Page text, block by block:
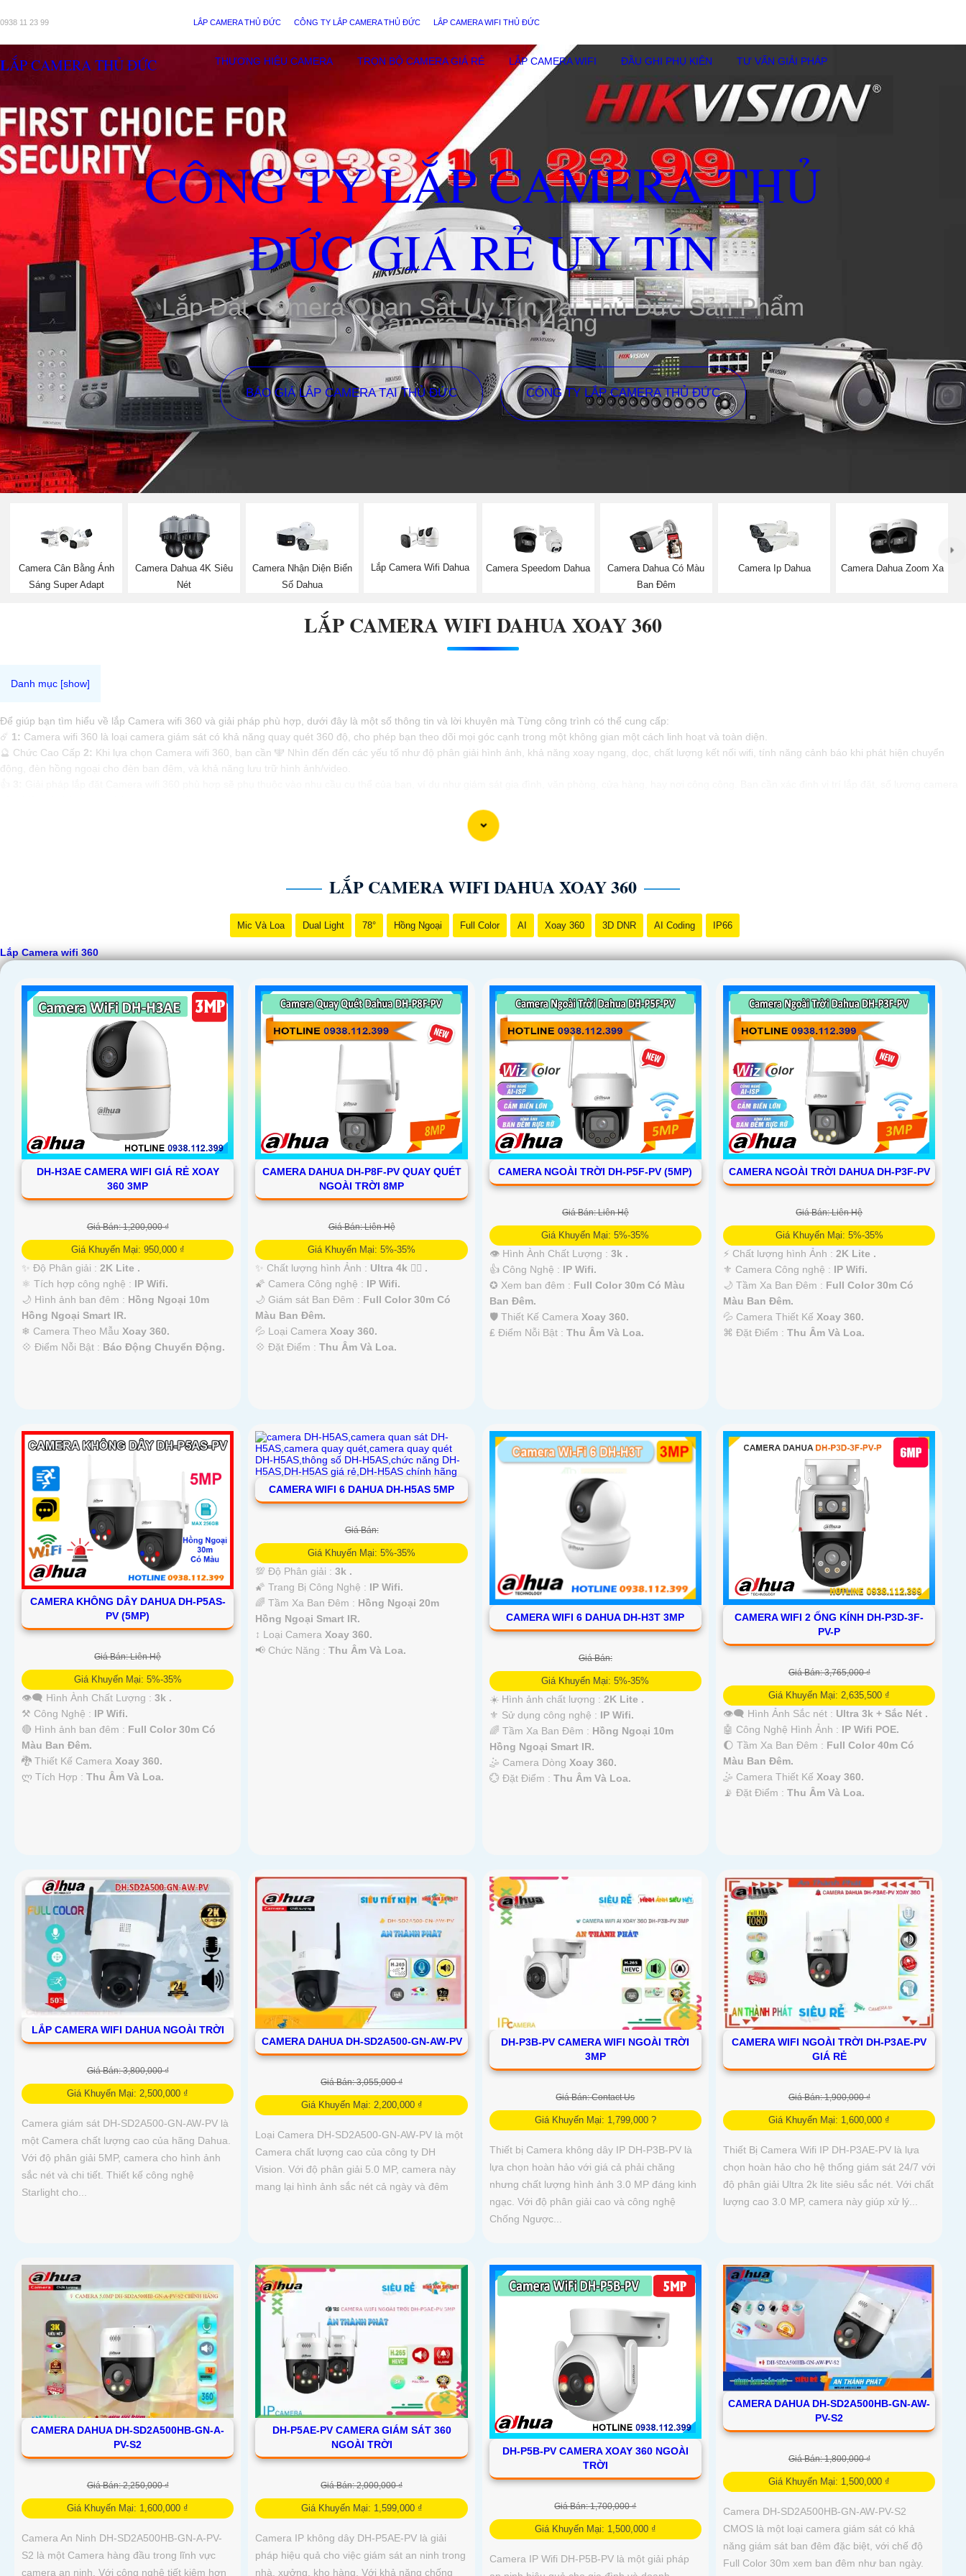
0938 11 23 99 LẮP CAMERA THỦ ĐỨC CÔNG TY LẮP CAMERA THỦ ĐỨC LẮP CAMERA WIFI THỦ ĐỨC
LẮP CAMERA THỦ ĐỨC THƯƠNG HIỆU CAMERA TRỌN BỘ CAMERA GIÁ RẺ LẮP CAMERA WIFI ĐẦU GHI PHỤ KIÊN TƯ VẤN GIẢI PHÁP
CÔNG TY LẮP CAMERA THỦ
ĐỨC GIÁ RẺ UY TÍN
Lắp Đặt Camera Quan Sát Uy Tín Tại Thủ Đức Sản Phẩm
Camera Chính Hãng
BÁO GIÁ LẮP CAMERA TẠI THỦ ĐỨC CÔNG TY LẮP CAMERA THỦ ĐỨC
Camera Cân Bằng Ánh
Sáng Super Adapt
Camera Dahua 4K Siêu
Nét
Camera Nhận Diện Biển
Số Dahua
Lắp Camera Wifi Dahua Camera Speedom Dahua
Camera Dahua Có Màu
Ban Đêm
Camera Ip Dahua Camera Dahua Zoom Xa
LẮP CAMERA WIFI DAHUA XOAY 360
Để giúp bạn tìm hiểu về lắp Camera wifi 360 và giải pháp phù hợp, dưới đây là một số thông tin và lời khuyên mà Từng công trình có thể cung cấp:
☄️ 1: Camera wifi 360 là loại camera giám sát có khả năng quay quét 360 độ, cho phép bạn theo dõi mọi góc cạnh trong một không gian một cách linh hoạt và toàn diện.
🔮 Chức Cao Cấp 2: Khi lựa chọn Camera wifi 360, bạn cần 🕎 Nhìn đến đến các yếu tố như độ phân giải hình ảnh, khả năng xoay ngang, dọc, chất lượng kết nối wifi, tính năng cảnh báo khi phát hiện chuyển
động, đèn hồng ngoại cho đèn ban đêm, và khả năng lưu trữ hình ảnh/video.
Trước khi mua và lắp đặt Camera wifi 360, bạn nên tìm hiểu kỹ về các sản phẩm có sẵn trên thị trường, đánh giá từ người dùng, tư vấn của chuyên gia, và chọn lựa sản phẩm phù hợp với nhu cầu và ngân
LẮP CAMERA WIFI DAHUA XOAY 360
Mic Và Loa Dual Light 78° Hồng Ngoại Full Color AI Xoay 360 3D DNR AI Coding IP66
Lắp Camera wifi 360
DH-H3AE CAMERA WIFI GIÁ RẺ XOAY
360 3MP
Giá Bán: 1,200,000 ₫
Giá Khuyến Mại: 950,000 ₫
✨ Độ Phân giải : 2K Lite .
⚛️ Tích hợp công nghệ : IP Wifi.
🌙 Hình ảnh ban đêm : Hồng Ngoại 10m
Hồng Ngoại Smart IR.
❄ Camera Theo Mẫu Xoay 360.
️💠 Điểm Nỗi Bật : Báo Động Chuyển Động.
CAMERA DAHUA DH-P8F-PV QUAY QUÉT
NGOÀI TRỜI 8MP
Giá Bán: Liên Hệ
Giá Khuyến Mại: 5%-35%
✨ Chất lượng hình Ảnh : Ultra 4k 👍🏾 .
🌠 Camera Công nghệ : IP Wifi.
🌙 Giám sát Ban Đêm : Full Color 30m Có
Màu Ban Ðêm.
💦 Loại Camera Xoay 360.
️💠 Đặt Điểm :Thu Âm Và Loa.
CAMERA NGOÀI TRỜI DH-P5F-PV (5MP)
Giá Bán: Liên Hệ
Giá Khuyến Mại: 5%-35%
👁 Hình Ành Chất Lượng : 3k .
👍 Công Nghệ : IP Wifi.
✪ Xem ban đêm : Full Color 30m Có Màu
Ban Ðêm.
🛡 Thiết Kế Camera Xoay 360.
️₤ Điểm Nỗi Bật : Thu Âm Và Loa.
CAMERA NGOÀI TRỜI DAHUA DH-P3F-PV
Giá Bán: Liên Hệ
Giá Khuyến Mại: 5%-35%
️⚡ Chất lượng hình Ảnh :2K Lite .
⚜️ Camera Công nghệ : IP Wifi.
🌙 Tầm Xa Ban Đêm : Full Color 30m Có
Màu Ban Ðêm.
💦 Camera Thiết Kế Xoay 360.
️⌘ Đặt Điểm :Thu Âm Và Loa.
CAMERA KHÔNG DÂY DAHUA DH-P5AS-
PV (5MP)
Giá Bán: Liên Hệ
Giá Khuyến Mại: 5%-35%
👁️‍🗨 Hình Ành Chất Lượng : 3k .
⚒ Công Nghệ : IP Wifi.
🔴 Hình ảnh ban đêm : Full Color 30m Có
Màu Ban Ðêm.
🐉️ Thiết Kế Camera Xoay 360.
️ლ Tích Hợp : Thu Âm Và Loa.
CAMERA WIFI 6 DAHUA DH-H5AS 5MP
Giá Bán:
Giá Khuyến Mại: 5%-35%
💯 Độ Phân giải :3k .
🌠 Trang Bị Công Nghệ : IP Wifi.
🌈 Tầm Xa Ban Đêm : Hồng Ngoại 20m
Hồng Ngoại Smart IR.
↕️ Loại Camera Xoay 360.
️📢 Chức Năng :Thu Âm Và Loa.
CAMERA WIFI 6 DAHUA DH-H3T 3MP
Giá Bán:
Giá Khuyến Mại: 5%-35%
☀️ Hình ảnh chất lượng : 2K Lite .
⚜️ Sử dụng công nghệ : IP Wifi.
🌈 Tầm Xa Ban Đêm : Hồng Ngoại 10m
Hồng Ngoại Smart IR.
🤹 Camera Dòng Xoay 360.
️💮 Đặt Điểm : Thu Âm Và Loa.
CAMERA WIFI 2 ỐNG KÍNH DH-P3D-3F-
PV-P
Giá Bán: 3,765,000 ₫
Giá Khuyến Mại: 2,635,500 ₫
👁️‍🗨 Hình Ảnh Sắc nét : Ultra 3k + Sắc Nét .
🤖️ Công Nghệ Hình Ảnh : IP Wifi POE.
🌔 Tầm Xa Ban Đêm : Full Color 40m Có
Màu Ban Ðêm.
🤹 Camera Thiết Kế Xoay 360.
️📡 Đặt Điểm :Thu Âm Và Loa.
LẮP CAMERA WIFI DAHUA NGOÀI TRỜI
Giá Bán: 3,800,000 ₫
Giá Khuyến Mại: 2,500,000 ₫
Camera giám sát DH-SD2A500-GN-AW-PV là
một Camera chất lượng cao của hãng Dahua.
Với độ phân giải 5MP, camera cho hình ảnh
sắc nét và chi tiết. Thiết kế công nghệ
Starlight cho...
CAMERA DAHUA DH-SD2A500-GN-AW-PV
Giá Bán: 3,055,000 ₫
Giá Khuyến Mại: 2,200,000 ₫
Loại Camera DH-SD2A500-GN-AW-PV là một
Camera chất lượng cao của công ty DH
Vision. Với độ phân giải 5.0 MP, camera này
mang lại hình ảnh sắc nét cả ngày và đêm
DH-P3B-PV CAMERA WIFI NGOÀI TRỜI
3MP
Giá Bán: Contact Us
Giá Khuyến Mại: 1,799,000 ?
Thiết bị Camera không dây IP DH-P3B-PV là
lựa chọn hoàn hảo với giá cả phải chăng
nhưng chất lượng hình ảnh 3.0 MP đáng kinh
ngạc. Với độ phân giải cao và công nghệ
Chống Ngược...
CAMERA WIFI NGOÀI TRỜI DH-P3AE-PV
GIÁ RẺ
Giá Bán: 1,900,000 ₫
Giá Khuyến Mại: 1,600,000 ₫
Thiết Bị Camera Wifi IP DH-P3AE-PV là lựa
chọn hoàn hảo cho hệ thống giám sát 24/7 với
độ phân giải Ultra 2k lite siêu sắc nét. Với chất
lượng cao 3.0 MP, camera này giúp xử lý...
CAMERA DAHUA DH-SD2A500HB-GN-A-
PV-S2
Giá Bán: 2,250,000 ₫
Giá Khuyến Mại: 1,600,000 ₫
Camera An Ninh DH-SD2A500HB-GN-A-PV-
S2 là một Camera hàng đầu trong lĩnh vực
camera an ninh. Với công nghệ tiết kiệm hơn
DH-P5AE-PV CAMERA GIÁM SÁT 360
NGOÀI TRỜI
Giá Bán: 2,000,000 ₫
Giá Khuyến Mại: 1,599,000 ₫
Camera IP không dây DH-P5AE-PV là giải
pháp hiệu quả cho việc giám sát an ninh trong
nhà, xưởng, kho hàng. Với khả năng chống
DH-P5B-PV CAMERA XOAY 360 NGOÀI
TRỜI
Giá Bán: 1,700,000 ₫
Giá Khuyến Mại: 1,500,000 ₫
Camera IP Wifi DH-P5B-PV là một giải pháp
CAMERA DAHUA DH-SD2A500HB-GN-AW-
PV-S2
Giá Bán: 1,800,000 ₫
Giá Khuyến Mại: 1,500,000 ₫
Camera DH-SD2A500HB-GN-AW-PV-S2
CMOS là một loại camera giám sát có khả
năng giám sát ban đêm đặc biệt, với chế độ
Full Color 30m xem ban đêm như ban ngày.